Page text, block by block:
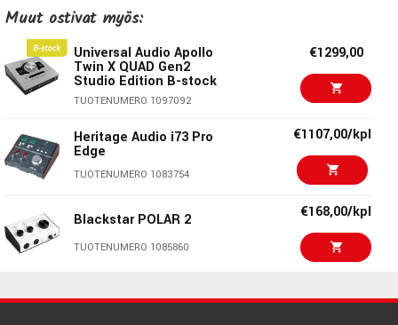
MOTU 828
TUOTENUMERO 1083609
Antelope Discrete 8
TUOTENUMERO 1094376
€1199,00/kpl
€1099,00/kpl
TUOTENUMERO 1079620
TUOTENUMERO 1078649
Muut ostivat myös:
Universal Audio Apollo
Twin X QUAD Gen2
Studio Edition B-stock
TUOTENUMERO 1097092
€1299,00
Heritage Audio i73 Pro
Edge
TUOTENUMERO 1083754
€1107,00/kpl
Blackstar POLAR 2
TUOTENUMERO 1085860
€168,00/kpl
x6, UAD Analog